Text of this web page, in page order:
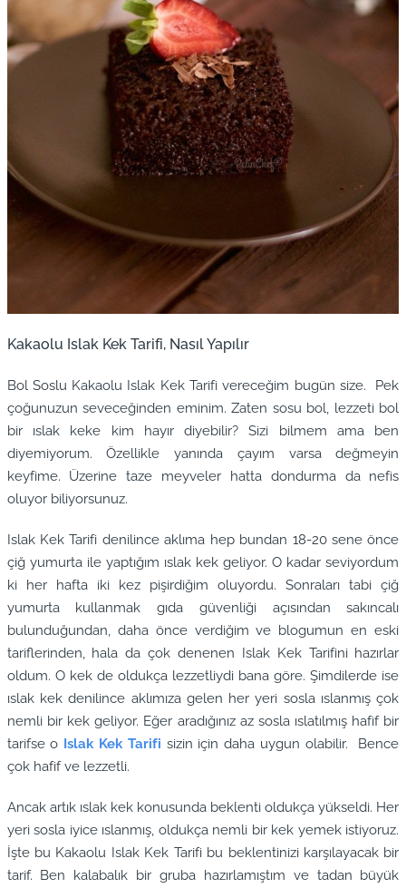
Kakaolu Islak Kek Tarifi, Nasıl Yapılır
Bol Soslu Kakaolu Islak Kek Tarifi vereceğim bugün size. Pek
çoğunuzun seveceğinden eminim. Zaten sosu bol, lezzeti bol
bir ıslak keke kim hayır diyebilir? Sizi bilmem ama ben
diyemiyorum. Özellikle yanında çayım varsa değmeyin
keyfime. Üzerine taze meyveler hatta dondurma da nefis
oluyor biliyorsunuz.
Islak Kek Tarifi denilince aklıma hep bundan 18-20 sene önce
çiğ yumurta ile yaptığım ıslak kek geliyor. O kadar seviyordum
ki her hafta iki kez pişirdiğim oluyordu. Sonraları tabi çiğ
yumurta kullanmak gıda güvenliği açısından sakıncalı
bulunduğundan, daha önce verdiğim ve blogumun en eski
tariflerinden, hala da çok denenen Islak Kek Tarifini hazırlar
oldum. O kek de oldukça lezzetliydi bana göre. Şimdilerde ise
ıslak kek denilince aklımıza gelen her yeri sosla ıslanmış çok
nemli bir kek geliyor. Eğer aradığınız az sosla ıslatılmış hafif bir
tarifse o Islak Kek Tarifi sizin için daha uygun olabilir. Bence
çok hafif ve lezzetli.
Ancak artık ıslak kek konusunda beklenti oldukça yükseldi. Her
yeri sosla iyice ıslanmış, oldukça nemli bir kek yemek istiyoruz.
İşte bu Kakaolu Islak Kek Tarifi bu beklentinizi karşılayacak bir
tarif. Ben kalabalık bir gruba hazırlamıştım ve tadan büyük